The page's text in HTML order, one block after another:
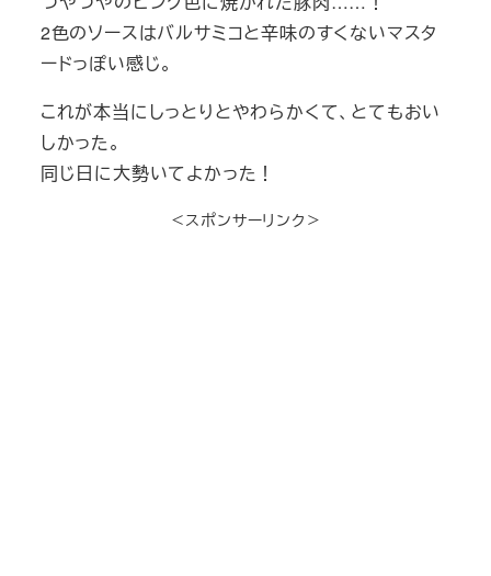
2色のソースはバルサミコと辛味のすくないマスタ
ードっぽい感じ。
これが本当にしっとりとやわらかくて、とてもおい
しかった。
同じ日に大勢いてよかった！
＜スポンサーリンク＞